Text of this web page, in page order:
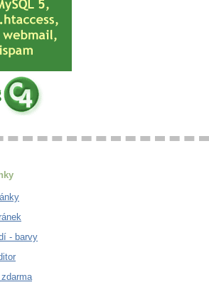
- barvy